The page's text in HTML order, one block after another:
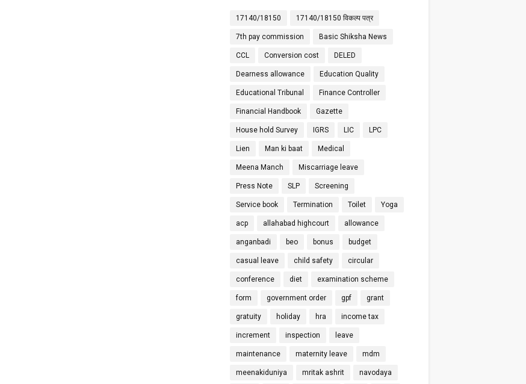
17140/18150 17140/18150 विकल्प पत्र
7th pay commission Basic Shiksha News
CCL Conversion cost DELED
Dearness allowance Education Quality
Educational Tribunal Finance Controller
Financial Handbook Gazette
House hold Survey IGRS LIC LPC
Lien Man ki baat Medical
Meena Manch Miscarriage leave
Press Note SLP Screening
Service book Termination Toilet Yoga
acp allahabad highcourt allowance
anganbadi beo bonus budget
casual leave child safety circular
conference diet examination scheme
form government order gpf grant
gratuity holiday hra income tax
increment inspection leave
maintenance maternity leave mdm
meenakiduniya mritak ashrit navodaya